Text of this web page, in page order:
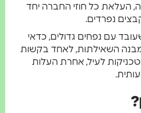
העלאת כל חוזי החברה יחד
נפרדים.
עם נפחים גדולים, כדאי
השאילתות, לאחד בקשות
לעיל, אחרת העלות